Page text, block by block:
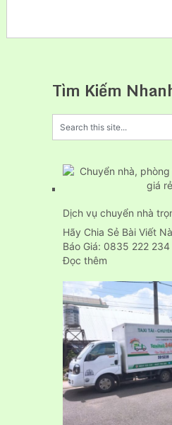
Tìm Kiếm
Dịch vụ chuyển nhà
Hãy Chia Sẻ Bài Viết
Báo Giá: 0835 222
Đọc thêm:
chuyển
trọn
gói
24H